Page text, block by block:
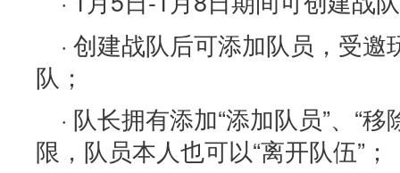
· 创建战队后可添加队员，受
队；
· 队长拥有添加“添加队员”、“
限，队员本人也可以“离开队伍”；